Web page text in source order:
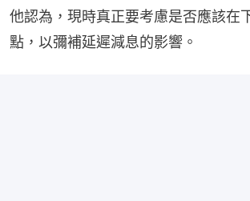
他認為，現時真正要考慮是否應該在
點，以彌補延遲減息的影響。